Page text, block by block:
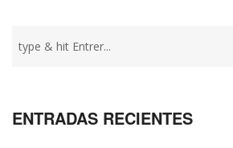
ENTRADAS RECIENTES